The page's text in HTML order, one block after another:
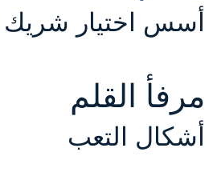
أسس اختيار شريك
مرفأ القلم
أشكال التعب